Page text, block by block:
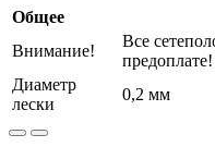
Общее
Внимание!
Все
предоплате!
Диаметр
лески
0,2 мм